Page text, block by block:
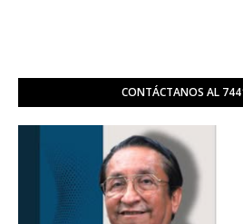
CONTÁCTANOS AL